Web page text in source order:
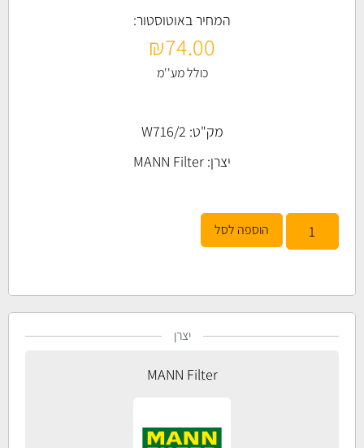
המחיר באוטוסטור:
₪74.00
כולל מע''מ
מק"ט: W716/2
יצרן: MANN Filter
הוספה לסל
יצרן
MANN Filter